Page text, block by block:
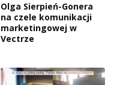
Olga Sierpień-Gonera
na czele komunikacji
marketingowej w
Vectrze